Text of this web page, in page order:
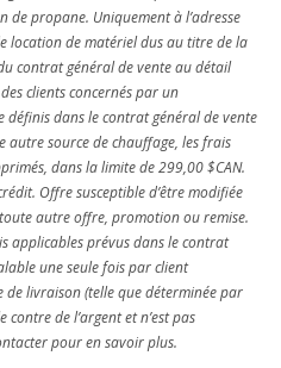
propane. Uniquement à l’adresse
location de matériel dus au titre de la
contrat général de vente au détail
clients concernés par un
dans le contrat général de vente
autre source de chauffage, les frais
dans la limite de 299,00 $CAN.
Offre susceptible d’être modifiée
autre offre, promotion ou remise.
applicables prévus dans le contrat
une seule fois par client
de livraison (telle que déterminée par
contre de l’argent et n’est pas
pour en savoir plus.